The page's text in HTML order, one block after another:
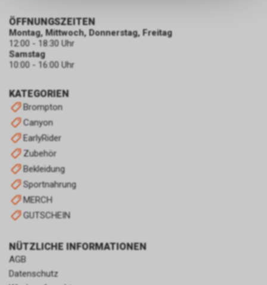
KATEGORIEN
Brompton
Canyon
EarlyRider
Zubehör
Bekleidung
Sportnahrung
MERCH
GUTSCHEIN
NÜTZLICHE INFORMATIONEN
AGB
Datenschutz
ÖFFNUNGSZEITEN
Montag, Mittwoch, Donnerstag, Freitag
12:00 - 18:30 Uhr
Samstag
10:00 - 16:00 Uhr
zulassen.